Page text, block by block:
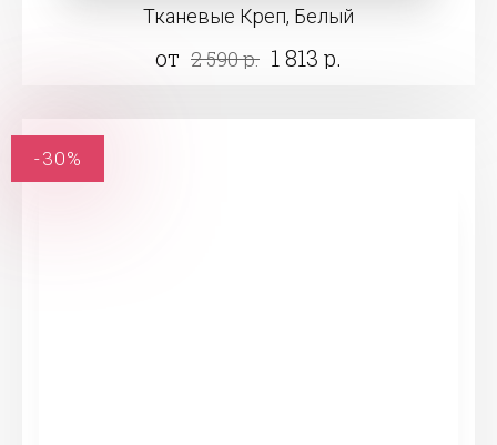
Тканевые Креп, Белый
от 2 590 р. 1 813 р.
-30%